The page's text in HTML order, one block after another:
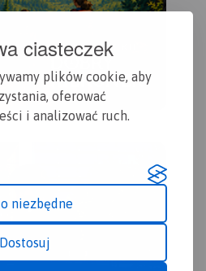
ciasteczek
plików cookie, aby
oferować
i analizować ruch.
niezbędne
Dostosuj